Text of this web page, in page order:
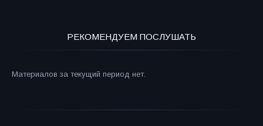
РЕКОМЕНДУЕМ ПОСЛУШАТЬ
Материалов за текущий период нет.